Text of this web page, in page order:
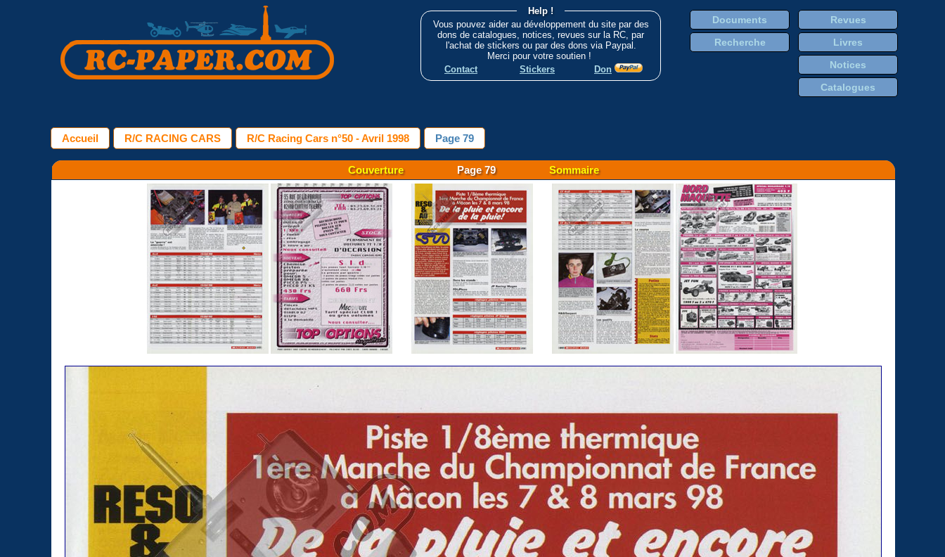
Help !
Vous pouvez aider au développement du site par des
dons de catalogues, notices, revues sur la RC, par
l'achat de stickers ou par des dons via Paypal.
Merci pour votre soutien !
Contact
Stickers Don
Documents
Recherche
Revues
Livres
Notices
Catalogues
Accueil R/C RACING CARS R/C Racing Cars n°50 - Avril 1998 Page 79
CouverturePage 79 Sommaire